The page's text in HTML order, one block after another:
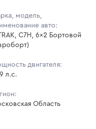
Область
модель,
авто:
C7H, 6x2 Бортовой
двигателя:
л.с.
Область